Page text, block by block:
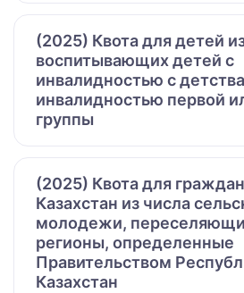
(2025) Квота для детей
воспитывающих детей с
инвалидностью с
инвалидностью первой
группы
(2025) Квота для
Казахстан из числа
молодежи,
регионы, определенные
Правительством
Казахстан